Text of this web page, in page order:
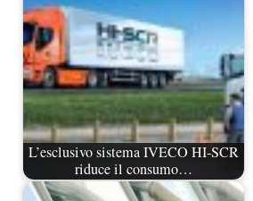
L’esclusivo sistema IVECO HI-SCR
riduce il consumo…